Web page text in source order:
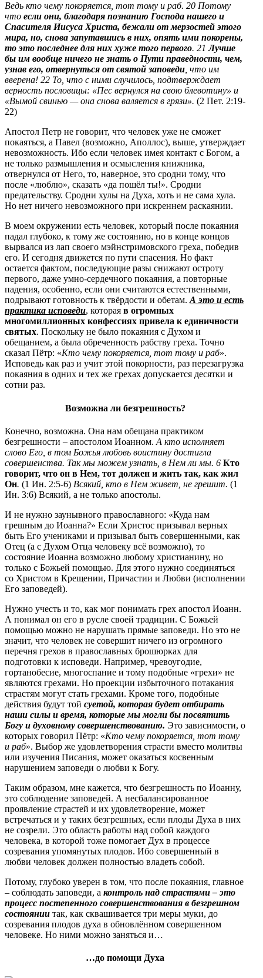
Ведь кто чему покоряется, тот тому и раб. 20 Потому
что если они, благодаря познанию Господа нашего и
Спасителя Иисуса Христа, бежали от мерзостей этого
мира, но, снова запутавшись в них, опять ими покорены,
то это последнее для них хуже того первого. 21Лучше
бы им вообще ничего не знать о Пути праведности, чем,
узнав его, отвернуться от святой заповеди, что им
вверена! 22 То, что с ними случилось, подтверждает
верность пословицы: «Пес вернулся на свою блевотину» и
«Вымой свинью — она снова валяется в грязи». (2 Пет. 2:19-
22)
Апостол Петр не говорит, что человек уже не сможет
покаяться, а Павел (возможно, Аполлос), выше, утверждает
невозможность. Ибо если человек имея контакт с Богом, а
не только размышления и осмысления книжника,
отвернулся от Него, то, наверное, это сродни тому, что
после «люблю», сказать «да пошёл ты!». Сродни
предательству. Сродни хулы на Духа, хоть и не сама хула.
Но нет ничего невозможного при искреннем раскаянии.
В моем окружении есть человек, который после покаяния
падал глубоко, к тому же состоянию, но в конце концов
вырвался из лап своего мэйнстримовского греха, победив
его. И сегодня движется по пути спасения. Но факт
остается фактом, последующие разы снижают остроту
первого, даже умно-сердечного покаяния, а повторные
падения, особенно, если они считаются естественными,
подрывают готовность к твёрдости и обетам.А это и есть
практика исповеди, которая в огромных
многомиллионных конфессиях привела к единичности
святых. Поскольку не было покаяния с Духом и
обещанием, а была обреченность рабству греха. Точно
сказал Пётр: «Кто чему покоряется, тот тому и раб».
Исповедь как раз и учит этой покорности, раз перезагрузка
покаяния в одних и тех же грехах допускается десятки и
сотни раз.
Возможна ли безгрешность?
Конечно, возможна. Она нам обещана практиком
безгрешности – апостолом Иоанном. А кто исполняет
слово Его, в том Божья любовь воистину достигла
совершенства. Так мы можем узнать, в Нем ли мы. 6 Кто
говорит, что он в Нем, тот должен и жить так, как жил
Он. (1 Ин. 2:5-6) Всякий, кто в Нем живет, не грешит. (1
Ин. 3:6) Всякий, а не только апостолы.
И не нужно заунывного православного: «Куда нам
грешным до Иоанна?» Если Христос призывал верных
быть Его учениками и призывал быть совершенными, как
Отец (а с Духом Отца человеку всё возможно), то
состояние Иоанна возможно любому христианину, но
только с Божьей помощью. Для этого нужно соединяться
со Христом в Крещении, Причастии и Любви (исполнении
Его заповедей).
Нужно учесть и то, как мог понимать грех апостол Иоанн.
А понимал он его в русле своей традиции. С Божьей
помощью можно не нарушать прямые заповеди. Но это не
значит, что человек не совершит ничего из огромного
перечня грехов в православных брошюрках для
подготовки к исповеди. Например, чревоугодие,
гортанобесие, многоспание и тому подобные «грехи» не
являются грехами. Но проекции избыточного потакания
страстям могут стать грехами. Кроме того, подобные
действия будут той суетой, которая будет отбирать
наши силы и время, которые мы могли бы посвятить
Богу и духовному совершенствованию. Это зависимости, о
которых говорил Пётр: «Кто чему покоряется, тот тому
и раб». Выбор же удовлетворения страсти вместо молитвы
или изучения Писания, может оказаться косвенным
нарушением заповеди о любви к Богу.
Таким образом, мне кажется, что безгрешность по Иоанну,
это соблюдение заповедей. А несбалансированное
проявление страстей и их удовлетворение, может
встречаться и у таких безгрешных, если плоды Духа в них
не созрели. Это область работы над собой каждого
человека, в которой тоже помогает Дух в процессе
созревания упомянутых плодов. Ибо совершенный в
любви человек должен полностью владеть собой.
Потому, глубоко уверен в том, что после покаяния, главное
– соблюдать заповеди, а контроль над страстями – это
процесс постепенного совершенствования в безгрешном
состоянии так, как сквашивается три меры муки, до
созревания плодов духа в обновлённом совершенном
человеке. Но ними можно заняться и…
…до помощи Духа